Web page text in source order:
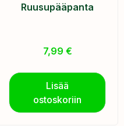
Ruusupääpanta
7,99 €
Lisää
ostoskoriin